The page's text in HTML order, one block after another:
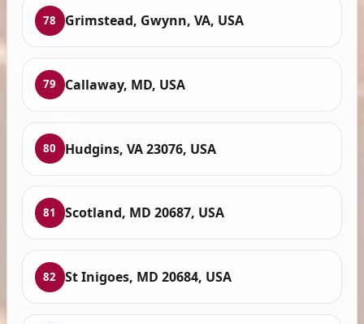
78 Grimstead, Gwynn, VA, USA
79 Callaway, MD, USA
80 Hudgins, VA 23076, USA
81 Scotland, MD 20687, USA
82 St Inigoes, MD 20684, USA